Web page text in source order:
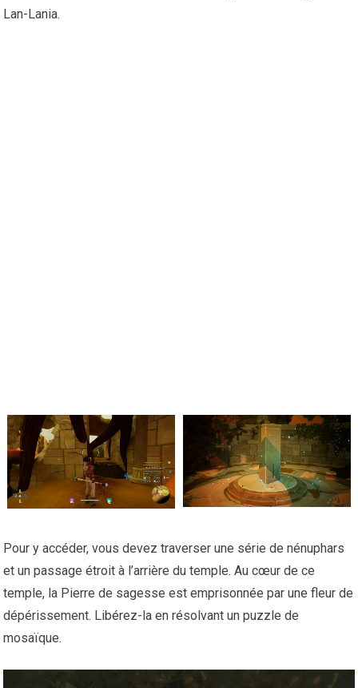
Lan-Lania.
Pour y accéder, vous devez traverser une série de nénuphars
et un passage étroit à l’arrière du temple. Au cœur de ce
temple, la Pierre de sagesse est emprisonnée par une fleur de
dépérissement. Libérez-la en résolvant un puzzle de
mosaïque.